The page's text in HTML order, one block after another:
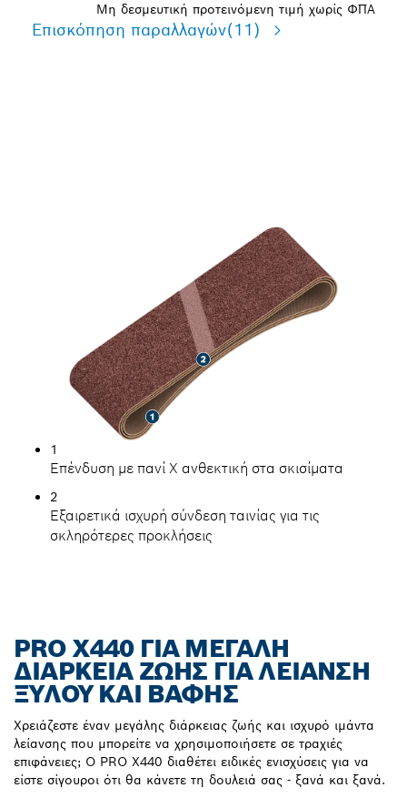
Μη δεσμευτική προτεινόμενη τιμή χωρίς ΦΠΑ
Επισκόπηση παραλλαγών(11)
1
Επένδυση με πανί X ανθεκτική στα σκισίματα
2
Εξαιρετικά ισχυρή σύνδεση ταινίας για τις
σκληρότερες προκλήσεις
PRO X440 ΓΙΑ ΜΕΓΆΛΗ
ΔΙΆΡΚΕΙΑ ΖΩΉΣ ΓΙΑ ΛΕΊΑΝΣΗ
ΞΎΛΟΥ ΚΑΙ ΒΑΦΉΣ
Χρειάζεστε έναν μεγάλης διάρκειας ζωής και ισχυρό ιμάντα
λείανσης που μπορείτε να χρησιμοποιήσετε σε τραχιές
επιφάνειες; Ο PRO X440 διαθέτει ειδικές ενισχύσεις για να
είστε σίγουροι ότι θα κάνετε τη δουλειά σας - ξανά και ξανά.